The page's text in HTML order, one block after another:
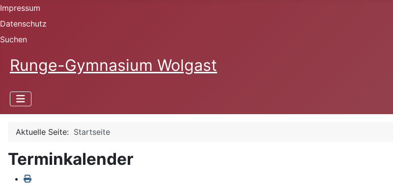
Impressum
Datenschutz
Suchen
Runge-Gymnasium Wolgast
Aktuelle Seite: Startseite
Terminkalender